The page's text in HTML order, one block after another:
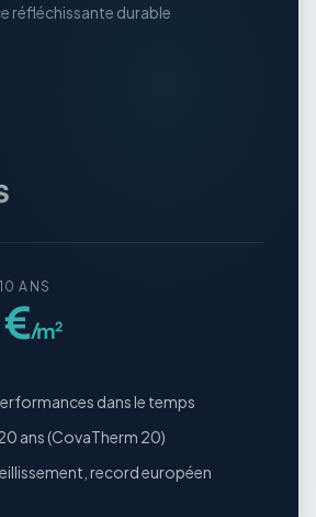
réfléchissante durable
ANS
/m²
dans le temps
ans (CovaTherm 20)
record européen